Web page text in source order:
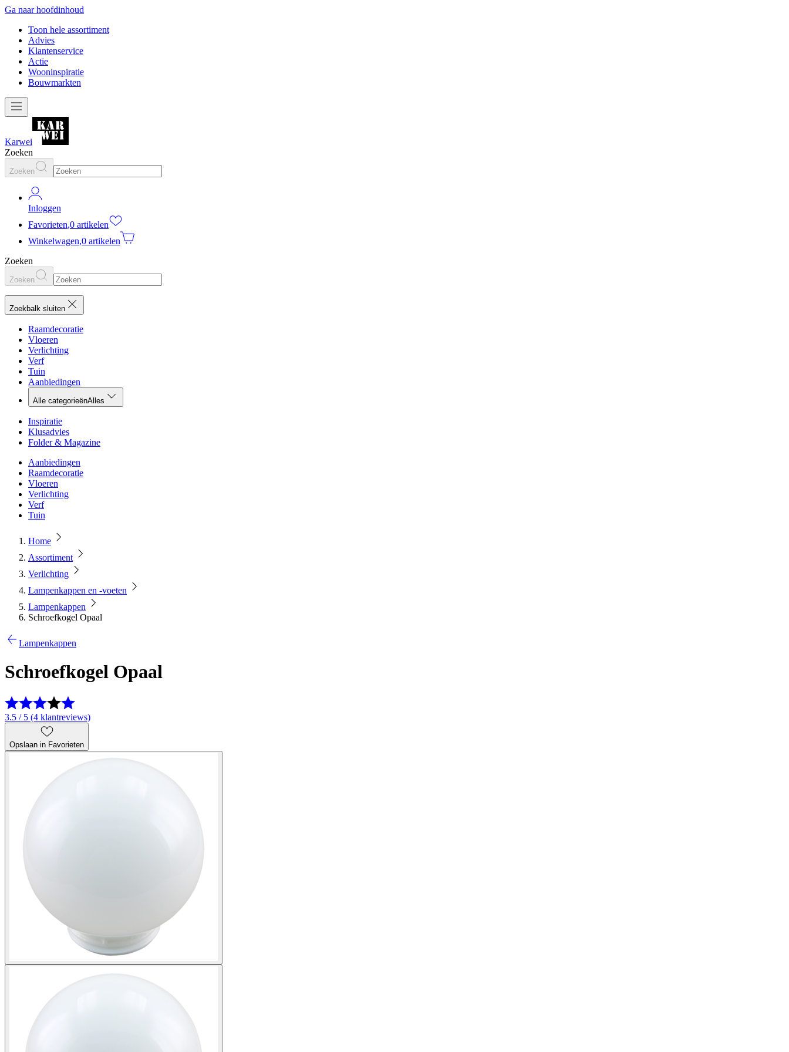
Ga naar hoofdinhoud
Toon hele assortiment
Advies
Klantenservice
Actie
Wooninspiratie
Bouwmarkten
Karwei
Zoeken
Zoeken
Inloggen
Favorieten,0 artikelen
Winkelwagen,0 artikelen
Zoeken
Zoeken
Zoekbalk sluiten
Raamdecoratie
Vloeren
Verlichting
Verf
Tuin
Aanbiedingen
Alle categorieënAlles
Inspiratie
Klusadvies
Folder & Magazine
Aanbiedingen
Raamdecoratie
Vloeren
Verlichting
Verf
Tuin
Home
Assortiment
Verlichting
Lampenkappen en -voeten
Lampenkappen
Schroefkogel Opaal
Lampenkappen
Schroefkogel Opaal
3.5 / 5 (4 klantreviews)
Opslaan in Favorieten